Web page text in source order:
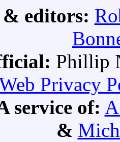
editors:
Phillip
Privacy
service of:
&